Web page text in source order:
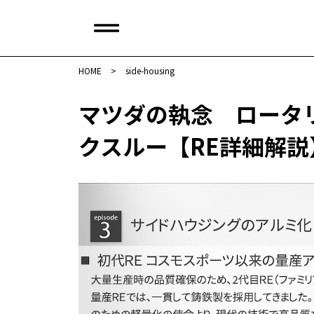
HOME > side-housing
マツダの執念 ロータ
クスルー【RE詳細解